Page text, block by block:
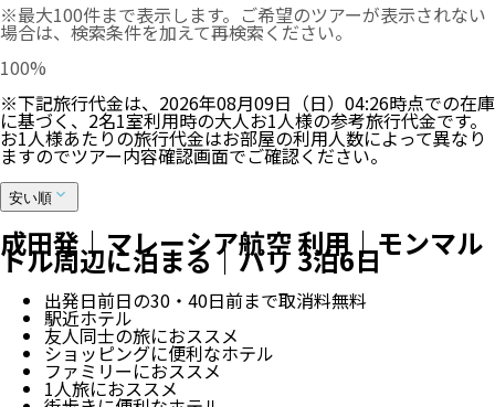
※最大100件まで表示します。ご希望のツアーが表示されない
場合は、検索条件を加えて再検索ください。
100%
※下記旅行代金は、 2026年08月09日（日）04:26時点での在庫
に基づく、2名1室利用時の大人お1人様の参考旅行代金です。
お1人様あたりの旅行代金はお部屋の利用人数によって異なり
ますのでツアー内容確認画面でご確認ください。
安い順
成田発｜マレーシア航空 利用｜モンマル
トル周辺に泊まる｜パリ 3泊6日
出発日前日の30・40日前まで取消料無料
駅近ホテル
友人同士の旅におススメ
ショッピングに便利なホテル
ファミリーにおススメ
1人旅におススメ